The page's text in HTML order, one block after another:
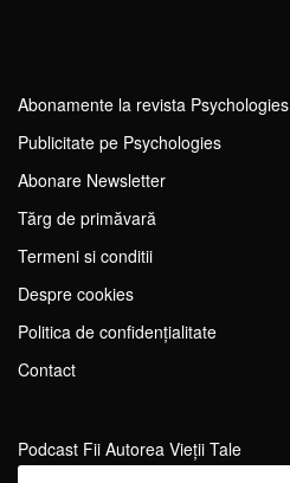
Abonamente la revista Psychologies
Publicitate pe Psychologies
Abonare Newsletter
Tărg de primăvară
Termeni si conditii
Despre cookies
Politica de confidențialitate
Contact
Podcast Fii Autorea Vieții Tale